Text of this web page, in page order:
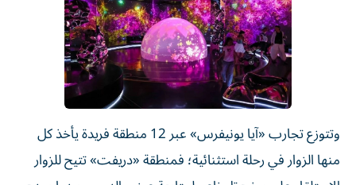
وتتوزع تجارب «آيا يونيفرس» عبر 12 منطقة فريدة يأخذ كل
منها الزوار في رحلة استثنائية؛ فمنطقة «دريفت» تتيح للزوار